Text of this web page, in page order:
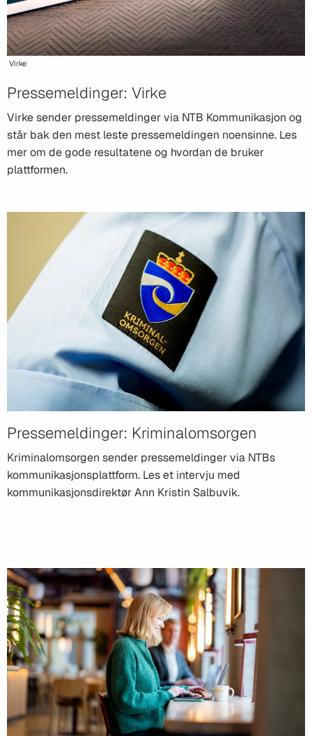
Virke
Pressemeldinger: Virke
Virke sender pressemeldinger via NTB Kommunikasjon og
står bak den mest leste pressemeldingen noensinne. Les
mer om de gode resultatene og hvordan de bruker
plattformen.
Pressemeldinger: Kriminalomsorgen
Kriminalomsorgen sender pressemeldinger via NTBs
kommunikasjonsplattform. Les et intervju med
kommunikasjonsdirektør Ann Kristin Salbuvik.